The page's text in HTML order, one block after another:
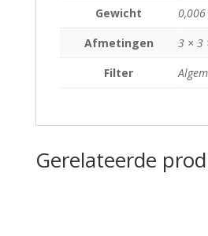
Gewicht
0,006
Afmetingen
3 × 3
Filter
Gerelateerde